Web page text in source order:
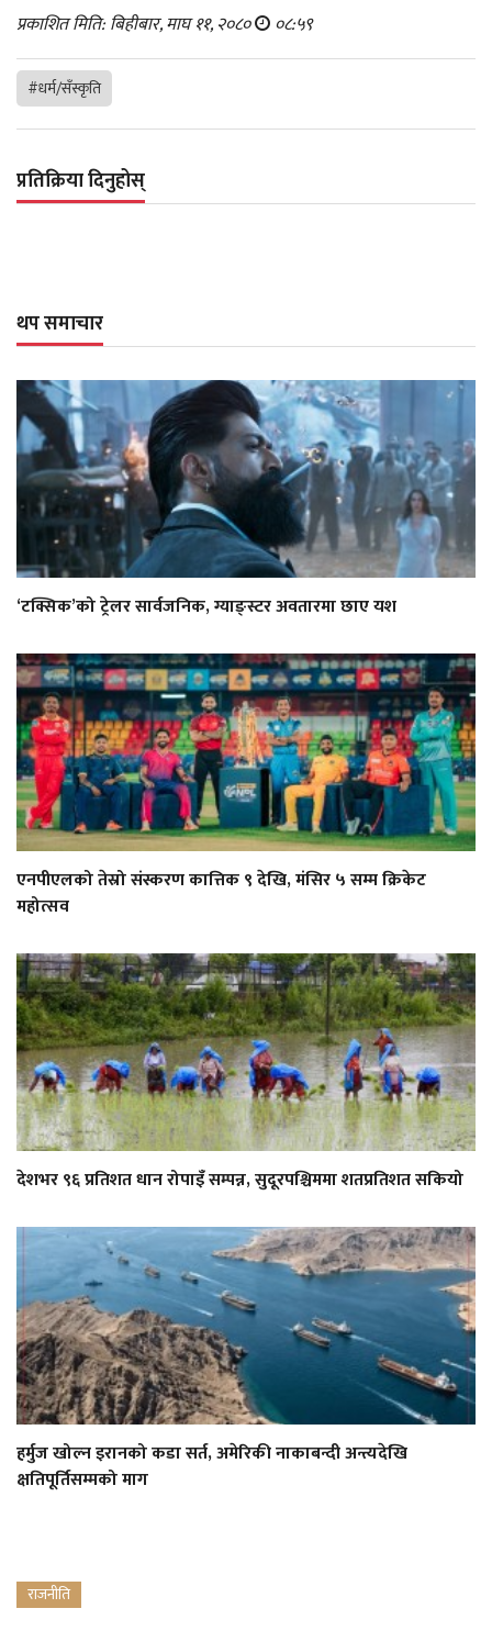
प्रकाशित मिति: बिहीबार, माघ ११, २०८० ०८:५९
#धर्म/सँस्कृति
प्रतिक्रिया दिनुहोस्
थप समाचार
‘टक्सिक’को ट्रेलर सार्वजनिक, ग्याङ्स्टर अवतारमा छाए यश
एनपीएलको तेस्रो संस्करण कात्तिक ९ देखि, मंसिर ५ सम्म क्रिकेट
महोत्सव
देशभर ९६ प्रतिशत धान रोपाइँ सम्पन्न, सुदूरपश्चिममा शतप्रतिशत सकियो
हर्मुज खोल्न इरानको कडा सर्त, अमेरिकी नाकाबन्दी अन्त्यदेखि
क्षतिपूर्तिसम्मको माग
राजनीति